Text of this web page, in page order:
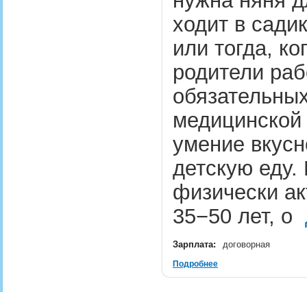
ходит в
или тогда,
родители
умение
детскую
физически
35−50 лет, о
Зарплата: договорная
Подробнее